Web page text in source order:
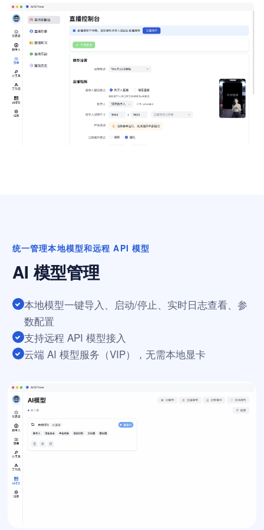
统一管理本地模型和远程 API 模型
AI 模型管理
本地模型一键导入、启动/停止、实时日志查看、参
数配置
支持远程 API 模型接入
云端 AI 模型服务（VIP），无需本地显卡